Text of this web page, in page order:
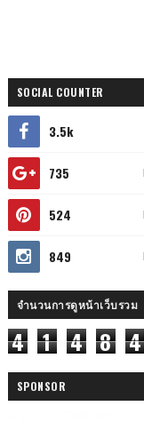
SOCIAL COUNTER
3.5k
735
524
849
จำนวนการดูหน้าเว็บรวม
4 1 4 8 4
SPONSOR